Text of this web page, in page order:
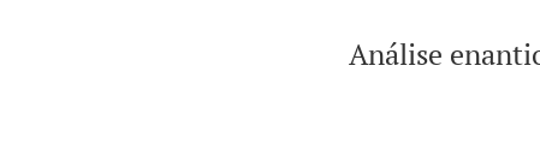
Análise